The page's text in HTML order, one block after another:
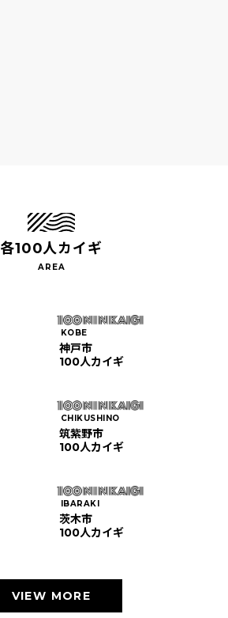
各100人カイギ
KOBE
神戸市
100人カイギ
CHIKUSHINO
筑紫野市
100人カイギ
IBARAKI
茨木市
100人カイギ
VIEW MORE